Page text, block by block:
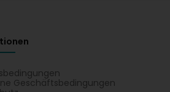
Geschäftsbedingungen